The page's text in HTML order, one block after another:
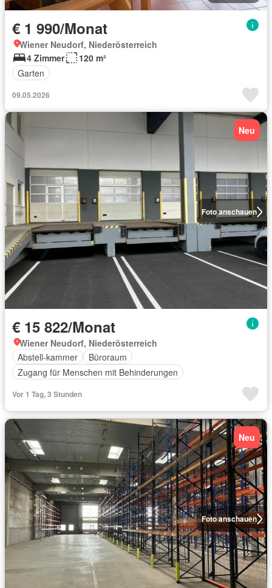
€ 1 990/Monat
Wiener Neudorf, Niederösterreich
4 Zimmer
120 m²
Garten
09.05.2026
Foto anschauen
Neu
€ 15 822/Monat
Wiener Neudorf, Niederösterreich
Abstell-kammer
Büroraum
Zugang für Menschen mit Behinderungen
Vor 1 Tag, 3 Stunden
Foto anschauen
Neu